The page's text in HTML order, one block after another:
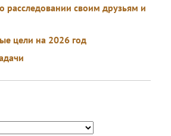
расследовании своим друзьям и
цели на 2026 год